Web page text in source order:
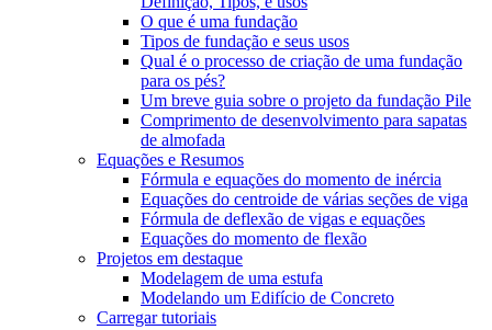
O que é uma fundação
Tipos de fundação e seus usos
Qual é o processo de criação de uma fundação
para os pés?
Um breve guia sobre o projeto da fundação Pile
Comprimento de desenvolvimento para sapatas
de almofada
Equações e Resumos
Fórmula e equações do momento de inércia
Equações do centroide de várias seções de viga
Fórmula de deflexão de vigas e equações
Equações do momento de flexão
Projetos em destaque
Modelagem de uma estufa
Modelando um Edifício de Concreto
Carregar tutoriais